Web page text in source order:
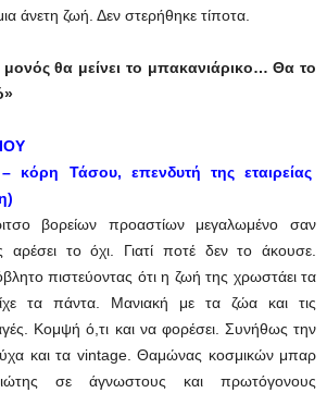
άνετη ζωή. Δεν στερήθηκε τίποτα.
θα μείνει το μπακανιάρικο… Θα το
κόρη Τάσου, επενδυτή της εταιρείας
βορείων προαστίων μεγαλωμένο σαν
αρέσει το όχι. Γιατί ποτέ δεν το άκουσε.
πιστεύοντας ότι η ζωή της χρωστάει τα
τα πάντα. Μανιακή με τα ζώα και τις
Κομψή ό,τι και να φορέσει. Συνήθως την
και τα vintage. Θαμώνας κοσμικών μπαρ
σε άγνωστους και πρωτόγονους